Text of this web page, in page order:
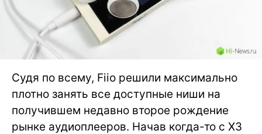
Судя по всему, Fiio решили максимально
плотно занять все доступные ниши на
получившем недавно второе рождение
рынке аудиоплееров. Начав когда-то с X3